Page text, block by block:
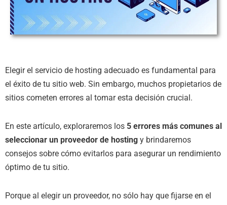
Elegir el servicio de hosting adecuado es fundamental para
el éxito de tu sitio web. Sin embargo, muchos propietarios de
sitios cometen errores al tomar esta decisión crucial.
En este artículo, exploraremos los 5 errores más comunes al
seleccionar un proveedor de hosting y brindaremos
consejos sobre cómo evitarlos para asegurar un rendimiento
óptimo de tu sitio.
Porque al elegir un proveedor, no sólo hay que fijarse en el